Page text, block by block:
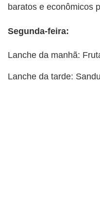
baratos e econômicos
Segunda-feira:
Lanche da manhã:
Lanche da tarde: